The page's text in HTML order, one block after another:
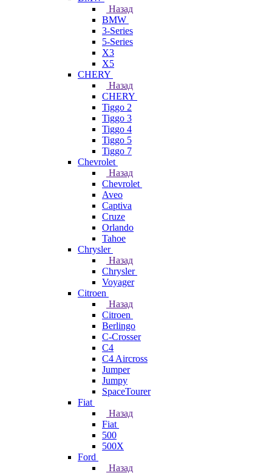
Назад
BMW
3-Series
5-Series
X3
X5
CHERY
Назад
CHERY
Tiggo 2
Tiggo 3
Tiggo 4
Tiggo 5
Tiggo 7
Chevrolet
Назад
Chevrolet
Aveo
Captiva
Cruze
Orlando
Tahoe
Chrysler
Назад
Chrysler
Voyager
Citroen
Назад
Citroen
Berlingo
C-Crosser
C4
C4 Aircross
Jumper
Jumpy
SpaceTourer
Fiat
Назад
Fiat
500
500X
Ford
Назад